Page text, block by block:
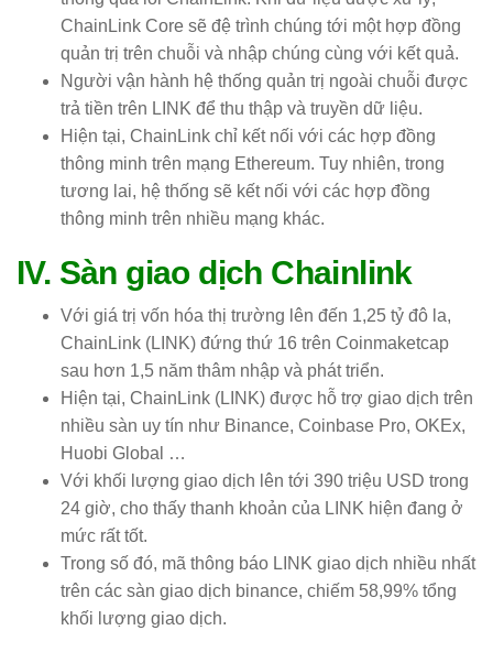
ChainLink Core sẽ đệ trình chúng tới một hợp đồng
quản trị trên chuỗi và nhập chúng cùng với kết quả.
Người vận hành hệ thống quản trị ngoài chuỗi được
trả tiền trên LINK để thu thập và truyền dữ liệu.
Hiện tại, ChainLink chỉ kết nối với các hợp đồng
thông minh trên mạng Ethereum. Tuy nhiên, trong
tương lai, hệ thống sẽ kết nối với các hợp đồng
thông minh trên nhiều mạng khác.
IV. Sàn giao dịch Chainlink
Với giá trị vốn hóa thị trường lên đến 1,25 tỷ đô la,
ChainLink (LINK) đứng thứ 16 trên Coinmaketcap
sau hơn 1,5 năm thâm nhập và phát triển.
Hiện tại, ChainLink (LINK) được hỗ trợ giao dịch trên
nhiều sàn uy tín như Binance, Coinbase Pro, OKEx,
Huobi Global …
Với khối lượng giao dịch lên tới 390 triệu USD trong
24 giờ, cho thấy thanh khoản của LINK hiện đang ở
mức rất tốt.
Trong số đó, mã thông báo LINK giao dịch nhiều nhất
trên các sàn giao dịch binance, chiếm 58,99% tổng
khối lượng giao dịch.